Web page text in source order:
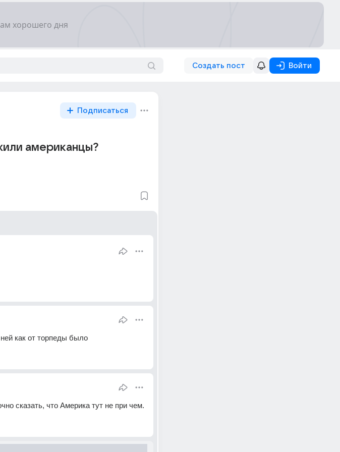
Создать пост Войти
Подписаться
американцы?
как от торпеды было
сказать, что Америка тут не при чем.